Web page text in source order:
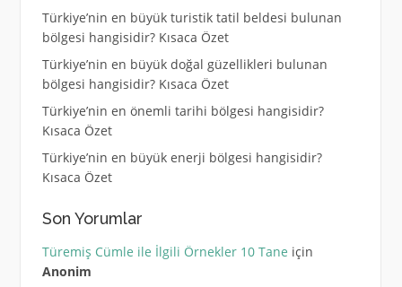
Türkiye’nin en büyük turistik tatil beldesi bulunan
bölgesi hangisidir? Kısaca Özet
Türkiye’nin en büyük doğal güzellikleri bulunan
bölgesi hangisidir? Kısaca Özet
Türkiye’nin en önemli tarihi bölgesi hangisidir?
Kısaca Özet
Türkiye’nin en büyük enerji bölgesi hangisidir?
Kısaca Özet
Son Yorumlar
Türemiş Cümle ile İlgili Örnekler 10 Tane için
Anonim